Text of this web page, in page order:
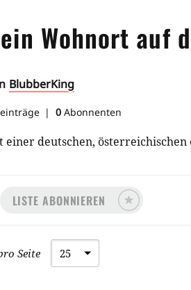
Wohnort auf
BlubberKing
0 Abonnenten
einer deutschen,
LISTE ABONNIEREN
Seite